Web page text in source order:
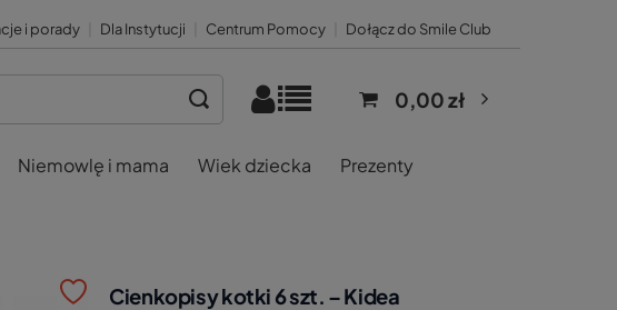
i porady Dla Instytucji Centrum Pomocy Dołącz do Smile Club
0,00 zł
Niemowlę i mama Wiek dziecka Prezenty
Cienkopisy kotki 6 szt. – Kidea